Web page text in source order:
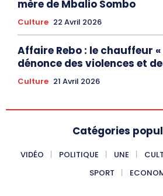
mère de Mbalio Sombo
Culture 22 Avril 2026
Affaire Rebo : le chauffeur
dénonce des violences et
Culture 21 Avril 2026
Catégories
VIDÉO POLITIQUE UNE
SPORT